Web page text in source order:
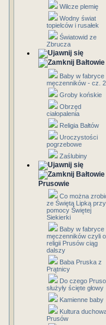
Wilcze plemię
Wodny świat
topielców i rusałek
Światowid ze
Zbrucza
Bałtowie
Baby w fabryce
męczenników - cz. 2
Groby końskie
Obrzęd
ciałopalenia
Religia Bałtów
Uroczystości
pogrzebowe
Zaślubiny
Bałtowie
Prusowie
Co można
ze Świętą Lipką przy
pomocy Świętej
Siekierki
Baby w fabryce
męczenników czyli o
religii Prusów ciąg
dalszy
Baba Pruska z
Prątnicy
Do czego
służyły ścięte głowy
Kamienne baby
Kultura
Prusów